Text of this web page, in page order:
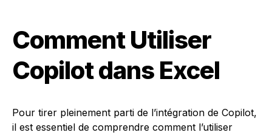
Comment Utiliser
Copilot dans Excel
Pour tirer pleinement parti de l’intégration de Copilot,
il est essentiel de comprendre comment l’utiliser